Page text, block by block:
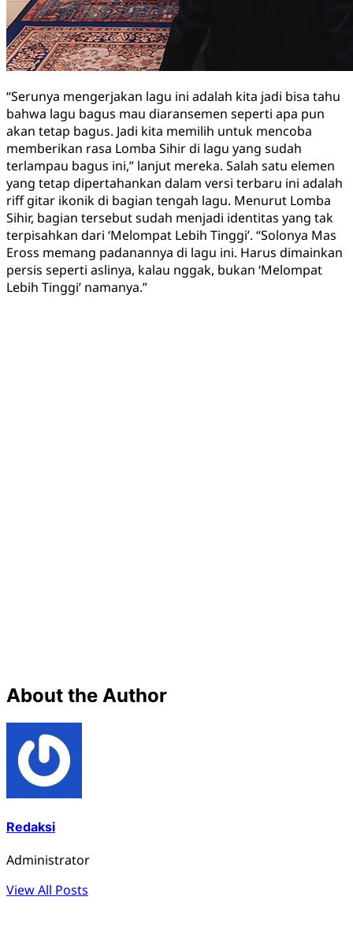
“Serunya mengerjakan lagu ini adalah kita jadi bisa tahu
bahwa lagu bagus mau diaransemen seperti apa pun
akan tetap bagus. Jadi kita memilih untuk mencoba
memberikan rasa Lomba Sihir di lagu yang sudah
terlampau bagus ini,” lanjut mereka. Salah satu elemen
yang tetap dipertahankan dalam versi terbaru ini adalah
riff gitar ikonik di bagian tengah lagu. Menurut Lomba
Sihir, bagian tersebut sudah menjadi identitas yang tak
terpisahkan dari ‘Melompat Lebih Tinggi’. “Solonya Mas
Eross memang padanannya di lagu ini. Harus dimainkan
persis seperti aslinya, kalau nggak, bukan ‘Melompat
Lebih Tinggi’ namanya.”
About the Author
Redaksi
Administrator
View All Posts